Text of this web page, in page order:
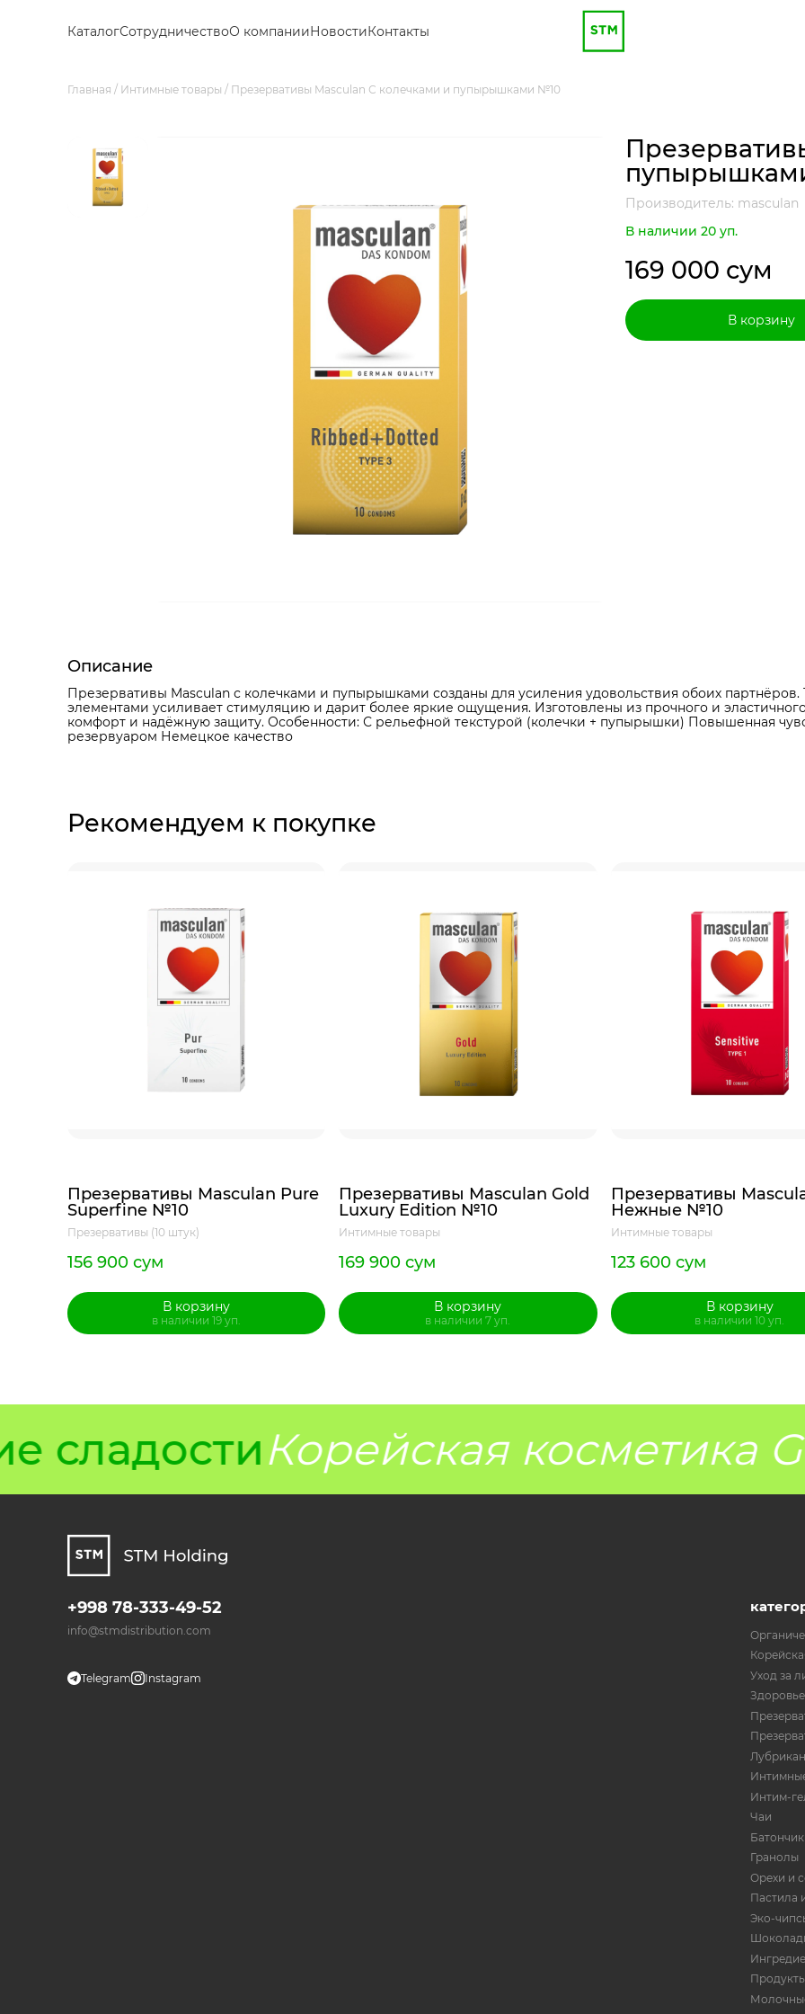
КаталогСотрудничествоО компанииНовостиКонтакты
Главная Интимные товары Презервативы Masculan С колечками и пупырышками №10
Производитель: masculan
В наличии 20 уп.
169 000 сум
В корзину
Описание
Презервативы Masculan с колечками и пупырышками созданы для усиления удовольствия обоих
элементами усиливает стимуляцию и дарит более яркие ощущения. Изготовлены из прочного и
комфорт и надёжную защиту. Особенности: С рельефной текстурой (колечки + пупырышки) Повышенная
резервуаром Немецкое качество
Рекомендуем к покупке
Презервативы Masculan Pure
Superfine №10
Презервативы (10 штук)
156 900 сум
В корзину
в наличии 19 уп.
Презервативы Masculan Gold
Luxury Edition №10
Интимные товары
169 900 сум
В корзину
в наличии 7 уп.
Презервативы
Нежные №10
Интимные товары
123 600 сум
В корзину
в наличии 10 уп.
сладостиКорейская косметика
+998 78-333-49-52
info@stmdistribution.com
Telegram Instagram
Уход за
Интим-
Чаи
Гранолы
Орехи и
Пастила
Эко-